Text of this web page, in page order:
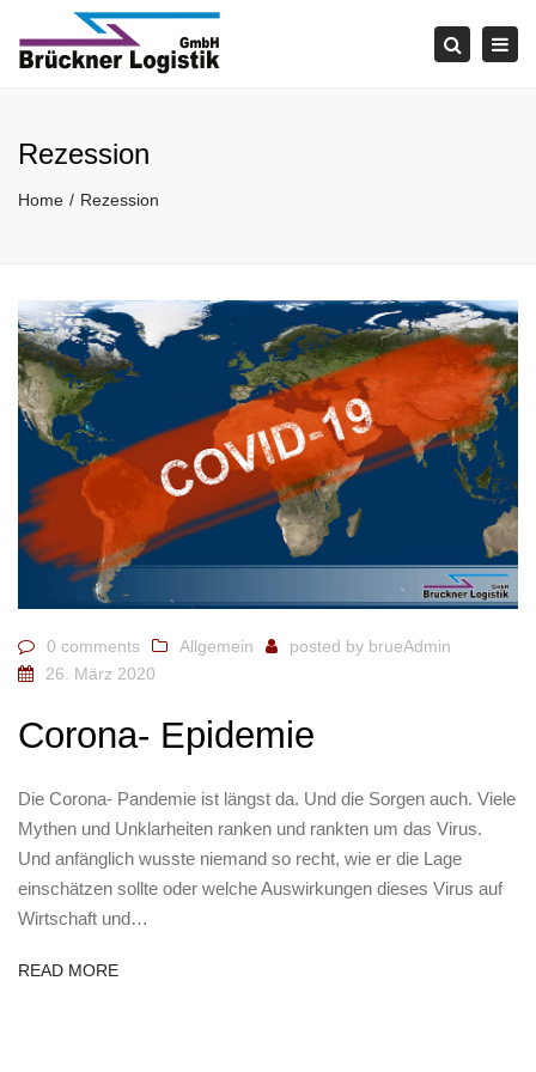
Rezession
Home Rezession
0 comments Allgemein posted by brueAdmin
26. März 2020
Corona- Epidemie
Die Corona- Pandemie ist längst da. Und die Sorgen auch. Viele
Mythen und Unklarheiten ranken und rankten um das Virus.
Und anfänglich wusste niemand so recht, wie er die Lage
einschätzen sollte oder welche Auswirkungen dieses Virus auf
Wirtschaft und…
READ MORE